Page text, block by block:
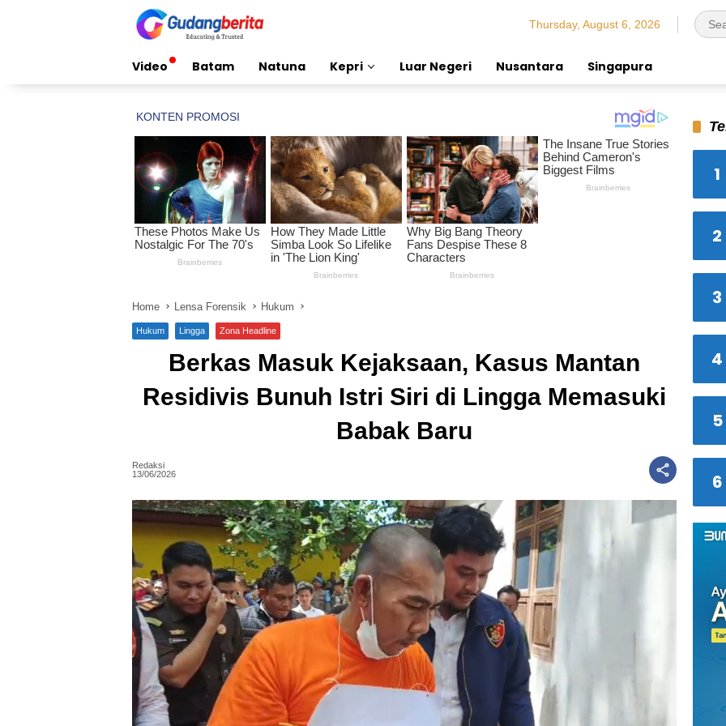
Thursday, August 6, 2026
Video Batam Natuna Kepri Luar Negeri Nusantara Singapura
Home Lensa Forensik Hukum
Hukum Lingga Zona Headline
Berkas Masuk Kejaksaan, Kasus Mantan
Residivis Bunuh Istri Siri di Lingga Memasuki
Babak Baru
Redaksi
13/06/2026
1
2
3
4
5
6